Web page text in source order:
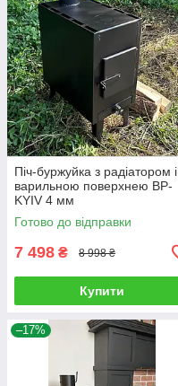
Піч-буржуйка з радіатором і
варильною поверхнею BP-
KYIV 4 мм
Готово до відправки
7 498 ₴ 8 998 ₴
Купити
–17%